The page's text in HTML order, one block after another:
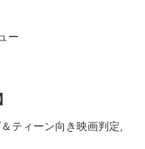
ー
ティーン向き映画判定,